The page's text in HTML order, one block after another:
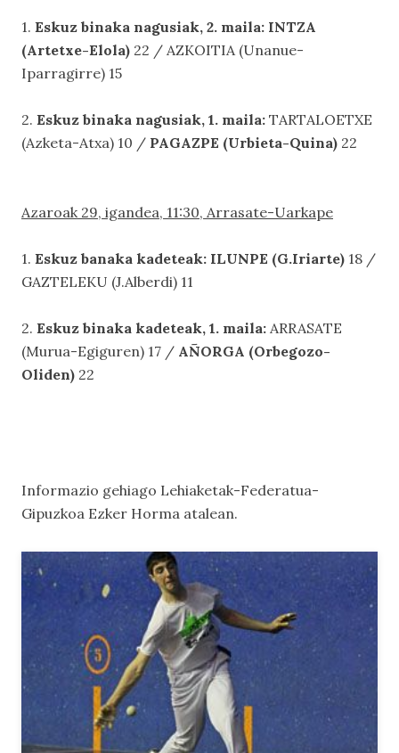
1. Eskuz binaka nagusiak, 2. maila: INTZA
(Artetxe-Elola) 22 / AZKOITIA (Unanue-
Iparragirre) 15
2. Eskuz binaka nagusiak, 1. maila: TARTALOETXE
(Azketa-Atxa) 10 / PAGAZPE (Urbieta-Quina) 22
Azaroak 29, igandea, 11:30, Arrasate-Uarkape
1. Eskuz banaka kadeteak: ILUNPE (G.Iriarte) 18 /
GAZTELEKU (J.Alberdi) 11
2. Eskuz binaka kadeteak, 1. maila: ARRASATE
(Murua-Egiguren) 17 / AÑORGA (Orbegozo-
Oliden) 22
Informazio gehiago Lehiaketak-Federatua-
Gipuzkoa Ezker Horma atalean.